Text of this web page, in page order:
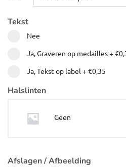
Tekst
Nee
Ja, Graveren op medailles+
Ja, Tekst op label +€0,35
Halslinten
Geen
Afslagen / Afbeelding